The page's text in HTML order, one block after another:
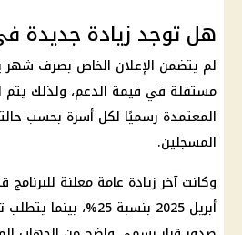
هل توجد زيادة جديدة
لم يتضمن الإعلان الخاص بصرف شهر
مستقلة في قيمة الدعم، ولذلك
المعتمدة رسميًا لكل أسرة بحسب
المسجلين.
وكانت آخر زيادة عامة معلنة
أبريل 2025 بنسبة 25%،